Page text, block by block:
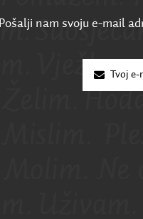
Pošalji nam svoju e-mail